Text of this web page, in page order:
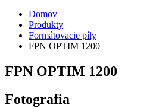
Domov
Produkty
Formátovacie píly
FPN OPTIM 1200
FPN OPTIM 1200
Fotografia